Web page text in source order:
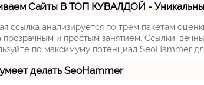
Сайты В ТОП КУВАЛДОЙ -
ссылка анализируется по трем пакетам
прозрачным и простым занятием. Ссылки,
по максимуму потенциал SeoHammer
делать SeoHammer